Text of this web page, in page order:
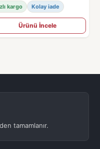
kargo Kolay iade
Ürünü İncele
tamamlanır.